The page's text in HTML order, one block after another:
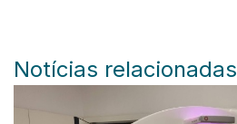
Notícias relacionadas